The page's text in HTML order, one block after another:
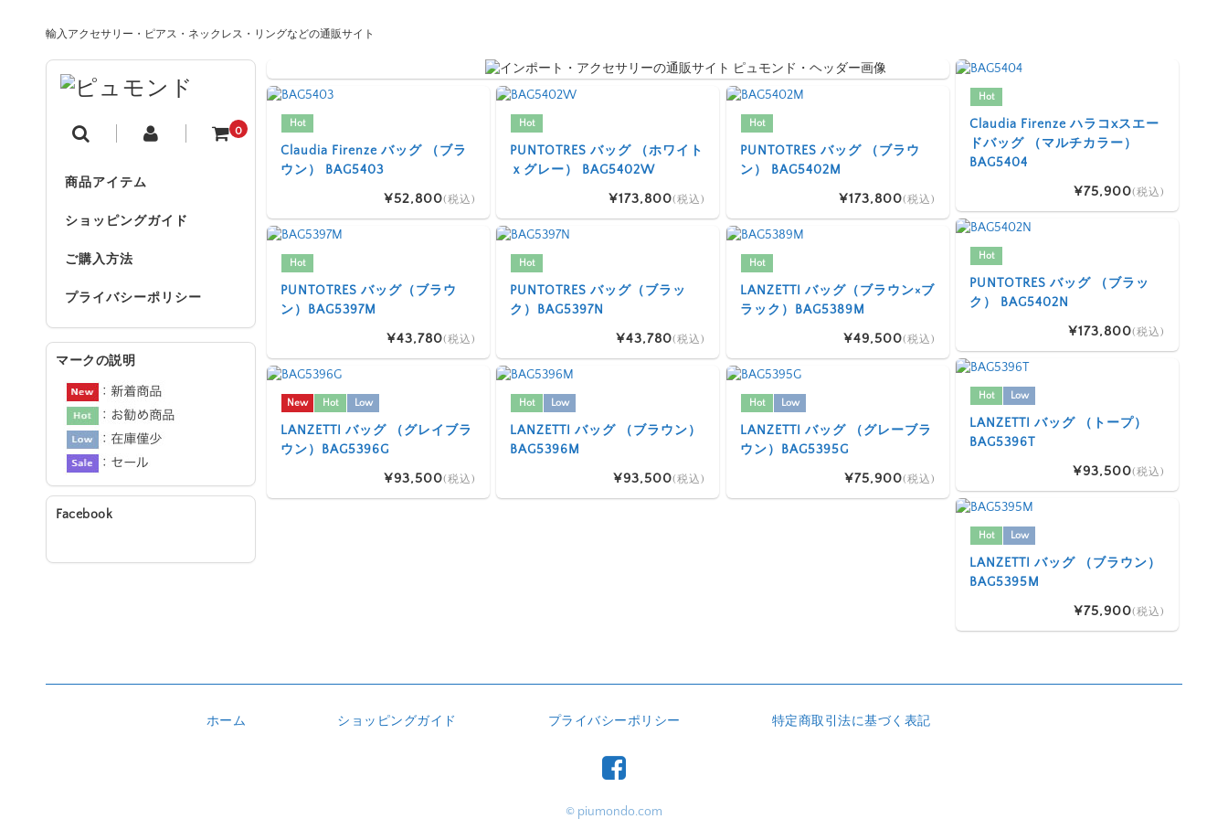
輸入アクセサリー・ピアス・ネックレス・リングなどの通販サイト
0
商品アイテム
ショッピングガイド
ご購入方法
プライバシーポリシー
Hot
Claudia Firenze ハラコxスエー
ドバッグ （マルチカラー）
BAG5404
¥75,900(税込)
Hot
Claudia Firenze バッグ （ブラ
ウン） BAG5403
¥52,800(税込)
Hot
PUNTOTRES バッグ （ホワイト
ｘグレー） BAG5402W
¥173,800(税込)
Hot
PUNTOTRES バッグ （ブラウ
ン） BAG5402M
¥173,800(税込)
Hot
PUNTOTRES バッグ （ブラッ
ク） BAG5402N
¥173,800(税込)
Hot
PUNTOTRES バッグ（ブラウ
ン）BAG5397M
¥43,780(税込)
Hot
PUNTOTRES バッグ（ブラッ
ク）BAG5397N
¥43,780(税込)
Hot
LANZETTI バッグ（ブラウン×ブ
ラック）BAG5389M
¥49,500(税込)
Hot Low
LANZETTI バッグ （トープ）
BAG5396T
¥93,500(税込)
New Hot Low
LANZETTI バッグ （グレイブラ
ウン）BAG5396G
¥93,500(税込)
Hot Low
LANZETTI バッグ （ブラウン）
BAG5396M
¥93,500(税込)
Hot Low
LANZETTI バッグ （グレーブラ
ウン）BAG5395G
¥75,900(税込)
Hot Low
LANZETTI バッグ （ブラウン）
BAG5395M
¥75,900(税込)
マークの説明
Facebook
ホーム ショッピングガイド プライバシーポリシー 特定商取引法に基づく表記
© piumondo.com